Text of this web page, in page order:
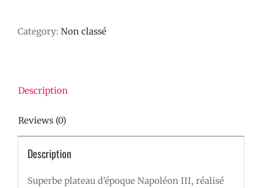
quantity
Category: Non classé
Description
Reviews (0)
Description
Superbe plateau d’époque Napoléon III, réalisé